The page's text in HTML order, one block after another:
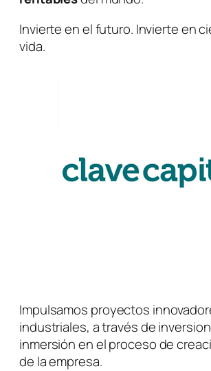
Invierte en el futuro. Invierte en
vida.
Impulsamos proyectos
industriales, a través de
inmersión en el proceso de
de la empresa.